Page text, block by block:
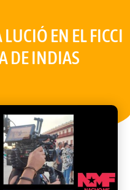
EN EL FICCI
DE INDIAS